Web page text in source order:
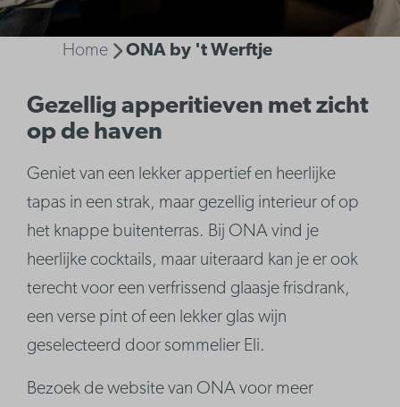
Home ONA by 't Werftje
Gezellig apperitieven met zicht
op de haven
Geniet van een lekker appertief en heerlijke
tapas in een strak, maar gezellig interieur of op
het knappe buitenterras. Bij ONA vind je
heerlijke cocktails, maar uiteraard kan je er ook
terecht voor een verfrissend glaasje frisdrank,
een verse pint of een lekker glas wijn
geselecteerd door sommelier Eli.
Bezoek de website van ONA voor meer